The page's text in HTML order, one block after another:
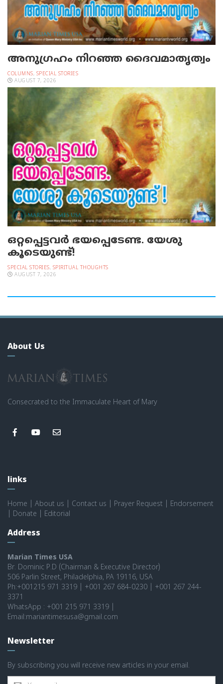
അനുഗ്രഹം നിറഞ്ഞ ദൈവമാതൃത്വം
COLUMNS, SPECIAL STORIES
AUGUST 7, 2026
ഒറ്റപ്പെട്ടവര്‍ ഭയപ്പെടേണ്ട. യേശു
കൂടെയുണ്ട്!
SPECIAL STORIES, SPIRITUAL THOUGHTS
AUGUST 7, 2026
About Us
Consecrated to the Immaculate Heart of Mary
links
Home About us Contact us Prayer Request
Endorsement
Donate Editorial
Address
Marian Times USA
Br. Dominic P.D (Chairman & Executive Director)
506 Parlin Street, Philadelphia, PA 19116, USA
Ph:+001215 971 3319 | +001 267 684-0230 | +001 267 244-
3371
WhatsApp : +001 215 971 3319 |
Email:mariantimesusa@gmail.com
Newsletter
By subscribing you will receive new articles in your email.